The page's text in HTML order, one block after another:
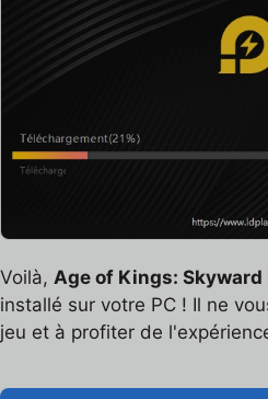
Voilà, Age of Kings: Skyward
installé sur votre PC ! Il ne
jeu et à profiter de